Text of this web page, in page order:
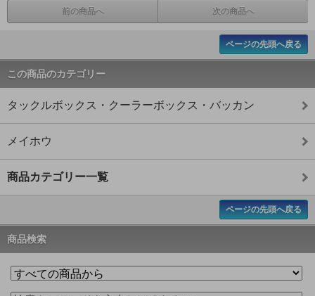
前の商品へ 次の商品へ
ページの先頭へ戻る
この商品のカテゴリー
タックルボックス・クーラーボックス・バッカン
メイホウ
商品カテゴリー一覧
ページの先頭へ戻る
商品検索